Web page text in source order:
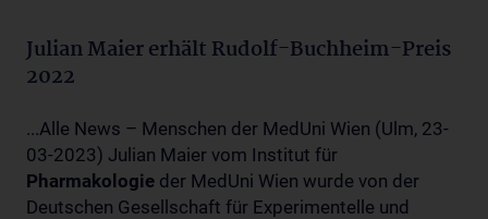
Julian Maier erhält Rudolf-Buchheim-Preis
2022
...Alle News – Menschen der MedUni Wien (Ulm, 23-
03-2023) Julian Maier vom Institut für
Pharmakologie der MedUni Wien wurde von der
Deutschen Gesellschaft für Experimentelle und